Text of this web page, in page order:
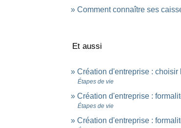
Comment connaître ses
Et aussi
Création d'entreprise :
Étapes de vie
Création d'entreprise :
Étapes de vie
Création d'entreprise :